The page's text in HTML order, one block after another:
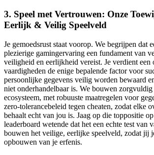
3. Speel met Vertrouwen: Onze
Eerlijk & Veilig Speelveld
Je gemoedsrust staat voorop. We begrijpen dat
plezierige gamingervaring een fundament van
veiligheid en eerlijkheid vereist. Je verdient
vaardigheden de enige bepalende factor voor
persoonlijke gegevens veilig worden bewaard
niet onderhandelbaar is. We bouwen
ecosysteem, met robuuste maatregelen voor
zero-tolerancebeleid tegen cheaten, zodat elke
behaalt echt van jou is. Jaag op die toppositie
leaderboard wetende dat het een echte test van
bouwen het veilige, eerlijke speelveld, zodat jij
opbouwen van je erfenis.